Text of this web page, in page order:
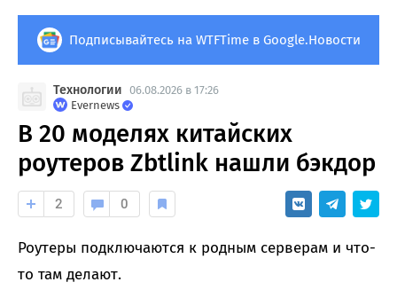
Подписывайтесь на WTFTime в Google.Новости
Технологии 06.08.2026 в 17:26
Evernews
В 20 моделях китайских
роутеров Zbtlink нашли бэкдор
2 0
Роутеры подключаются к родным серверам и что-
то там делают.